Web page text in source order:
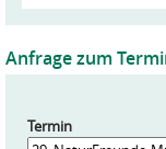
Anfrage zum
Termin